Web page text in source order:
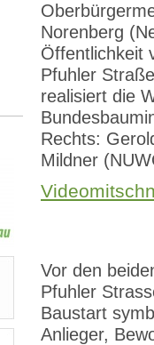
Norenberg
Öffentlichkeit
Pfuhler
realisiert die
Rechts:
Mildner
Vor den
Pfuhler
Baustart
Anlieger,